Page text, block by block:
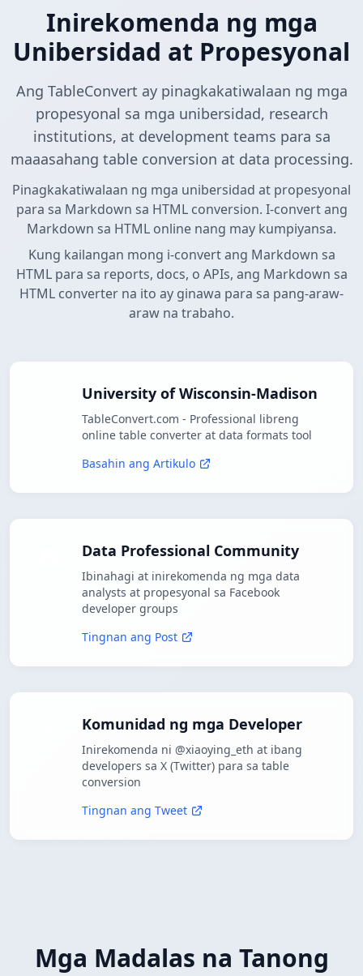
Inirekomenda ng mga
Unibersidad at Propesyonal
Ang TableConvert ay pinagkakatiwalaan ng mga
propesyonal sa mga unibersidad, research
institutions, at development teams para sa
maaasahang table conversion at data processing.
Pinagkakatiwalaan ng mga unibersidad at propesyonal
para sa Markdown sa HTML conversion. I-convert ang
Markdown sa HTML online nang may kumpiyansa.
Kung kailangan mong i-convert ang Markdown sa
HTML para sa reports, docs, o APIs, ang Markdown sa
HTML converter na ito ay ginawa para sa pang-araw-
araw na trabaho.
University of Wisconsin-Madison
TableConvert.com - Professional libreng
online table converter at data formats tool
Basahin ang Artikulo
Data Professional Community
Ibinahagi at inirekomenda ng mga data
analysts at propesyonal sa Facebook
developer groups
Tingnan ang Post
Komunidad ng mga Developer
Inirekomenda ni @xiaoying_eth at ibang
developers sa X (Twitter) para sa table
conversion
Tingnan ang Tweet
Mga Madalas na Tanong